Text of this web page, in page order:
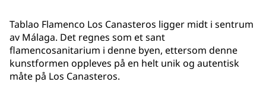
Tablao Flamenco Los Canasteros ligger midt i sentrum
av Málaga. Det regnes som et sant
flamencosanitarium i denne byen, ettersom denne
kunstformen oppleves på en helt unik og autentisk
måte på Los Canasteros.